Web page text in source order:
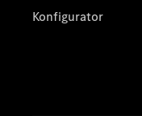
Konfigurator